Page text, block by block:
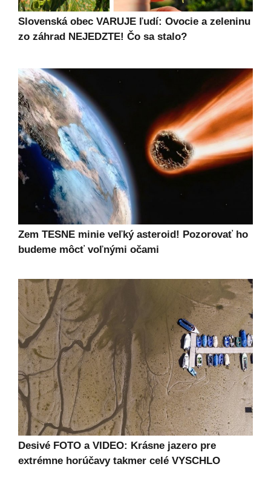
Slovenská obec VARUJE ľudí: Ovocie a zeleninu
zo záhrad NEJEDZTE! Čo sa stalo?
Zem TESNE minie veľký asteroid! Pozorovať ho
budeme môcť voľnými očami
Desivé FOTO a VIDEO: Krásne jazero pre
extrémne horúčavy takmer celé VYSCHLO